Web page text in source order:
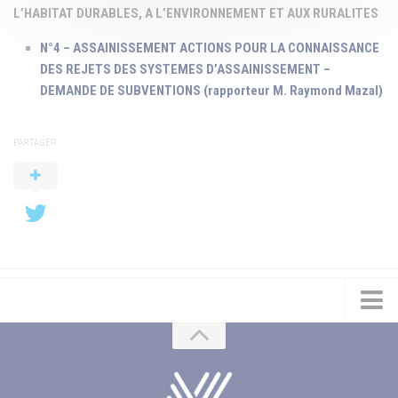
L’HABITAT DURABLES, A L’ENVIRONNEMENT ET AUX RURALITES
N°4 – ASSAINISSEMENT ACTIONS POUR LA CONNAISSANCE
DES REJETS DES SYSTEMES D’ASSAINISSEMENT –
DEMANDE DE SUBVENTIONS (rapporteur M. Raymond Mazal)
PARTAGER